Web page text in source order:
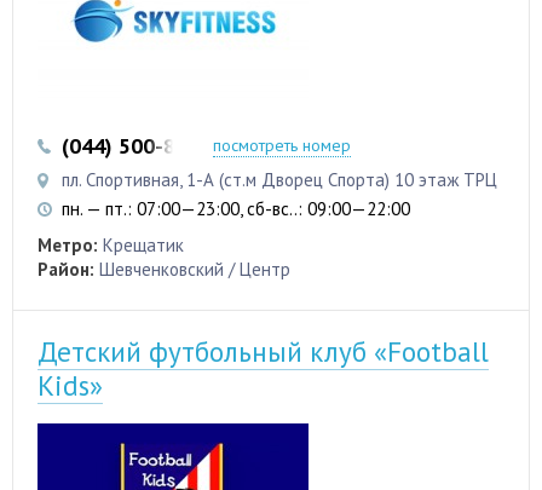
(044) 500-83-38 (050) 337-88-94
посмотреть номер
пл. Спортивная, 1-А (ст.м Дворец Спорта) 10 этаж ТРЦ
пн. — пт.: 07:00—23:00, сб-вс..: 09:00—22:00
Метро: Крещатик
Район: Шевченковский / Центр
Детский футбольный клуб «Football
Kids»